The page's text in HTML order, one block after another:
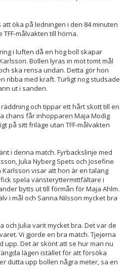
öka på ledningen i den 84 minuten
målvakten till hörna.
i luften då en hög boll skapar
Bollen lyras in mot tomt mål
ska rensa undan. Detta gör hon
ribba med kraft. Turligt nog studsade
ut i sanden.
och tippar ett hårt skott till en
chans får inhopparen Maja Modig
på sitt friläge utan TFF-målvakten
i denna match. Fyrbackslinje med
Julia Nyberg Spets och Josefine
visar att hon är en talang
spela vänsteryttermittfältare i
bytts ut till förmån för Maja Ahlm.
i mål och Sanna Nilsson mycket bra
och Julia varit mycket bra. Det var de
Vi gjorde en bra match. Tjejerna
Det är skönt att se hur man nu
lägen istället för att försöka
dutta upp bollen några meter, sa en